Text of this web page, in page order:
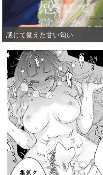
感じて覚えた甘い匂い